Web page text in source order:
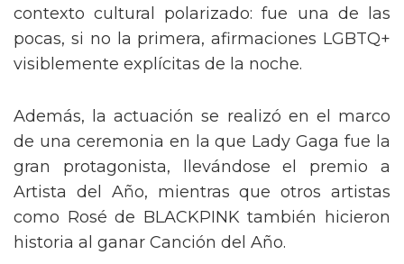
contexto cultural polarizado: fue una de las
pocas, si no la primera, afirmaciones LGBTQ+
visiblemente explícitas de la noche.
Además, la actuación se realizó en el marco
de una ceremonia en la que Lady Gaga fue la
gran protagonista, llevándose el premio a
Artista del Año, mientras que otros artistas
como Rosé de BLACKPINK también hicieron
historia al ganar Canción del Año.